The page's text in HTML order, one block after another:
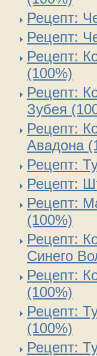
Рецепт:
Рецепт:
Рецепт:
(100%)
Рецепт:
Зубея
Рецепт:
Авадона
Рецепт:
Рецепт:
Рецепт:
(100%)
Рецепт:
Синего
Рецепт:
(100%)
Рецепт:
(100%)
Рецепт: